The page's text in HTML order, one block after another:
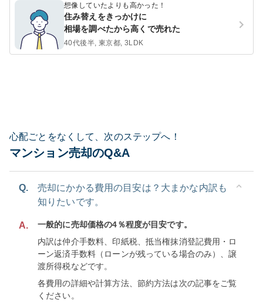
想像していたよりも高かった！
住み替えをきっかけに
相場を調べたから高くで売れた
40代後半, 東京都, 3LDK
心配ごとをなくして、次のステップへ！
マンション売却のQ&A
Q.
売却にかかる費用の目安は？大まかな内訳も
知りたいです。
A.
一般的に売却価格の4％程度が目安です。
内訳は仲介手数料、印紙税、抵当権抹消登記費用・ロ
ーン返済手数料（ローンが残っている場合のみ）、譲
渡所得税などです。
各費用の詳細や計算方法、節約方法は次の記事をご覧
ください。